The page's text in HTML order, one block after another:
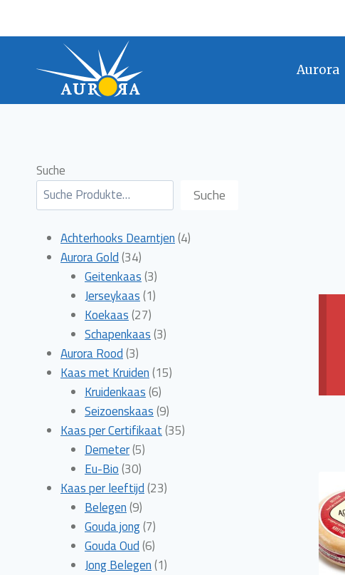
Aurora
Suche
Suche
Achterhooks Dearntjen 44
Aurora Gold 3434
producten
Geitenkaas 33
producten
Jerseykaas 11
Koekaas 2727
producten
Schapenkaas 33
Aurora Rood 33
producten
Kaas met Kruiden 1515
Kruidenkaas 66
producten
Seizoenskaas 99
producten
Kaas per Certifikaat 3535
Demeter 55
Eu-Bio 3030
producten
Kaas per leeftijd 2323
Belegen 99
producten
Gouda jong 77
producten
Gouda Oud 66
producten
Jong Belegen 11